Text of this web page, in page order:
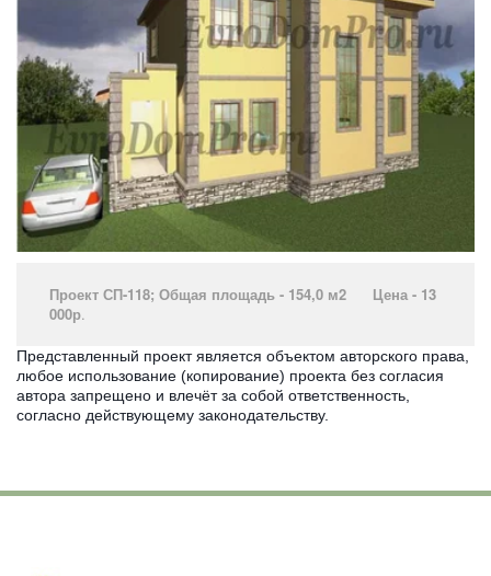
Проект СП-118; Общая площадь - 154,0 м2 Цена - 13
000р.­
Представленный проект является объектом авторского права,
любое использование (копирование) проекта без согласия
автора запрещено и влечёт за собой ответственность,
согласно действующему законодательству.